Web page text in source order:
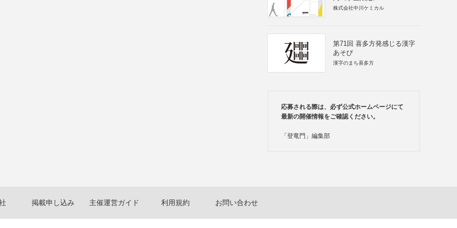
株式会社中川ケミカル
第71回 喜多方発感じる漢字
あそび
漢字のまち喜多方
応募される際は、必ず公式ホームページにて
最新の開催情報をご確認ください。
「登竜門」編集部
掲載申し込み 主催運営ガイド 利用規約 お問い合わせ